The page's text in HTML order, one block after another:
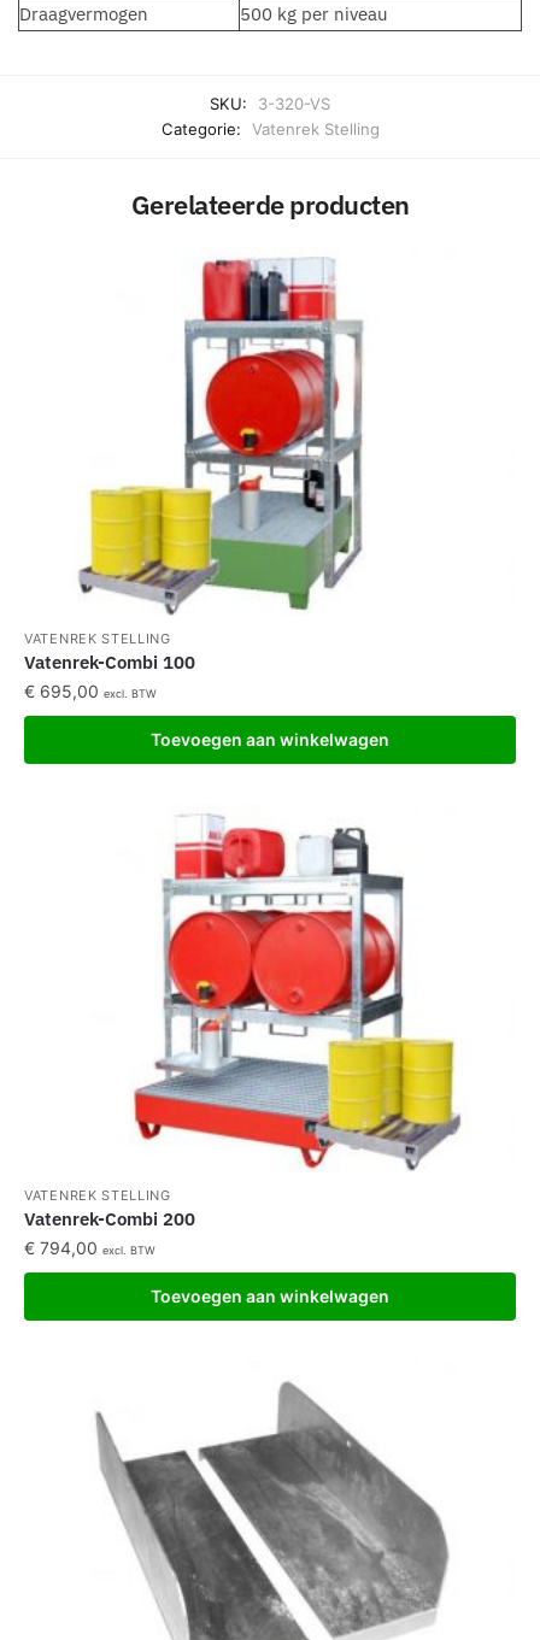
Draagvermogen
500 kg per niveau
SKU:
3-320-VS
Categorie:
Vatenrek Stelling
Gerelateerde producten
VATENREK STELLING
Vatenrek-Combi 100
€ 695,00 excl. BTW
Toevoegen aan winkelwagen
VATENREK STELLING
Vatenrek-Combi 200
€ 794,00 excl. BTW
Toevoegen aan winkelwagen